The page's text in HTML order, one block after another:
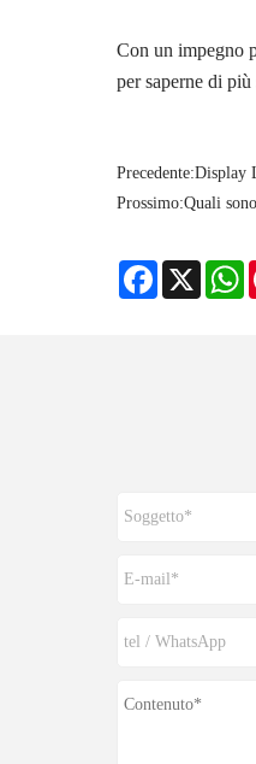
Con un impegno
per saperne di
Precedente:Display
Prossimo:Quali
Facebook
X